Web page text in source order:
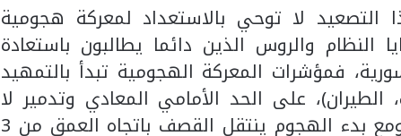
التصعيد لا توحي بالاستعداد لمعركة هجومية
النظام والروس الذين دائما يطالبون باستعادة
فمؤشرات المعركة الهجومية تبدأ بالتمهيد
الطيران)، على الحد الأمامي المعادي وتدمير لا
يقل عن 50 في المئة من تحصيناته، ومع بدء الهجوم ينتقل القصف باتجاه العمق من 3